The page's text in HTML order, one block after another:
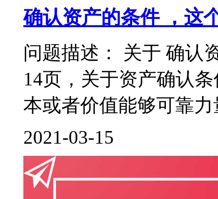
确认资产的条件 ，这
问题描述： 关于 确认
14页，关于资产确认
本或者价值能够可靠
2021-03-15